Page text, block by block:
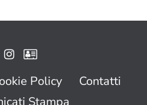
Policy
Contatti
Stampa